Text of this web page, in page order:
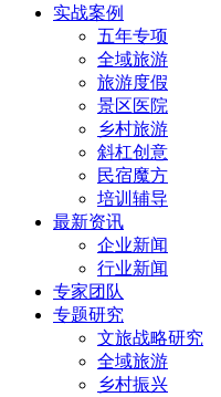
实战案例
五年专项
全域旅游
旅游度假
景区医院
乡村旅游
斜杠创意
民宿魔方
培训辅导
最新资讯
企业新闻
行业新闻
专家团队
专题研究
文旅战略研究
全域旅游
乡村振兴